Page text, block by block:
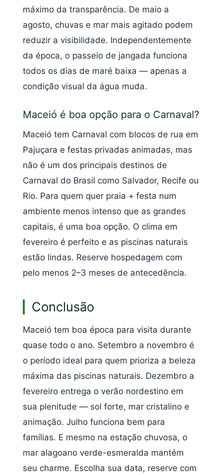
máximo da transparência. De maio a
agosto, chuvas e mar mais agitado podem
reduzir a visibilidade. Independentemente
da época, o passeio de jangada funciona
todos os dias de maré baixa — apenas a
condição visual da água muda.
Maceió é boa opção para o Carnaval?
Maceió tem Carnaval com blocos de rua em
Pajuçara e festas privadas animadas, mas
não é um dos principais destinos de
Carnaval do Brasil como Salvador, Recife ou
Rio. Para quem quer praia + festa num
ambiente menos intenso que as grandes
capitais, é uma boa opção. O clima em
fevereiro é perfeito e as piscinas naturais
estão lindas. Reserve hospedagem com
pelo menos 2–3 meses de antecedência.
Conclusão
Maceió tem boa época para visita durante
quase todo o ano. Setembro a novembro é
o período ideal para quem prioriza a beleza
máxima das piscinas naturais. Dezembro a
fevereiro entrega o verão nordestino em
sua plenitude — sol forte, mar cristalino e
animação. Julho funciona bem para
famílias. E mesmo na estação chuvosa, o
mar alagoano verde-esmeralda mantém
seu charme. Escolha sua data, reserve com